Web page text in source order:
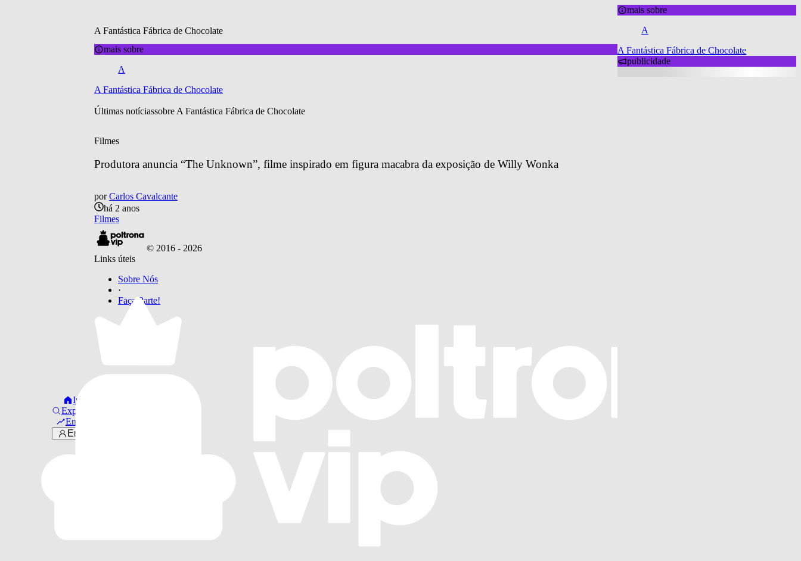
Início
Explorar
Em alta
Entrar
A Fantástica Fábrica de Chocolate
mais sobre
A
A Fantástica Fábrica de Chocolate
Últimas notíciassobre A Fantástica Fábrica de Chocolate
Filmes
Produtora anuncia “The Unknown”, filme inspirado em figura macabra da exposição de Willy Wonka
por Carlos Cavalcante
há 2 anos
Filmes
© 2016 - 2026
Links úteis
Sobre Nós
·
Faça Parte!
mais sobre
A
A Fantástica Fábrica de Chocolate
publicidade